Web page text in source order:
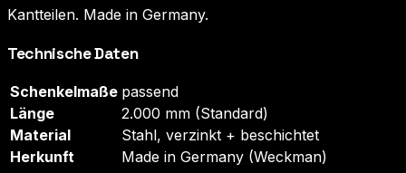
Kantteilen. Made in Germany.
Technische Daten
Schenkelmaße passend
Länge
2.000 mm (Standard)
Material
Stahl, verzinkt + beschichtet
Herkunft
Made in Germany (Weckman)